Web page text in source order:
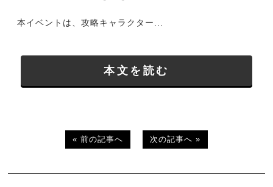
本イベントは、攻略キャラクター...
本文を読む
« 前の記事へ 次の記事へ »